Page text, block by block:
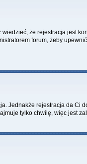
że rejestracja jest
forum, żeby
rejestracja da Ci
tylko chwilę, więc jest